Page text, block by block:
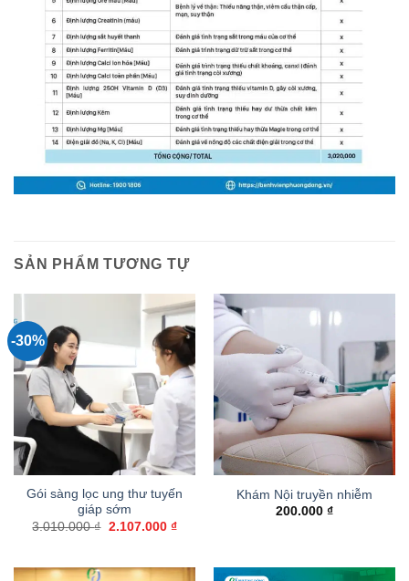
SẢN PHẨM TƯƠNG TỰ
-30%
Gói sàng lọc ung thư tuyến
giáp sớm
3.010.000₫ Giá
2.107.000 ₫Giá
2.107.000 ₫.
Khám Nội truyền nhiễm
200.000 ₫